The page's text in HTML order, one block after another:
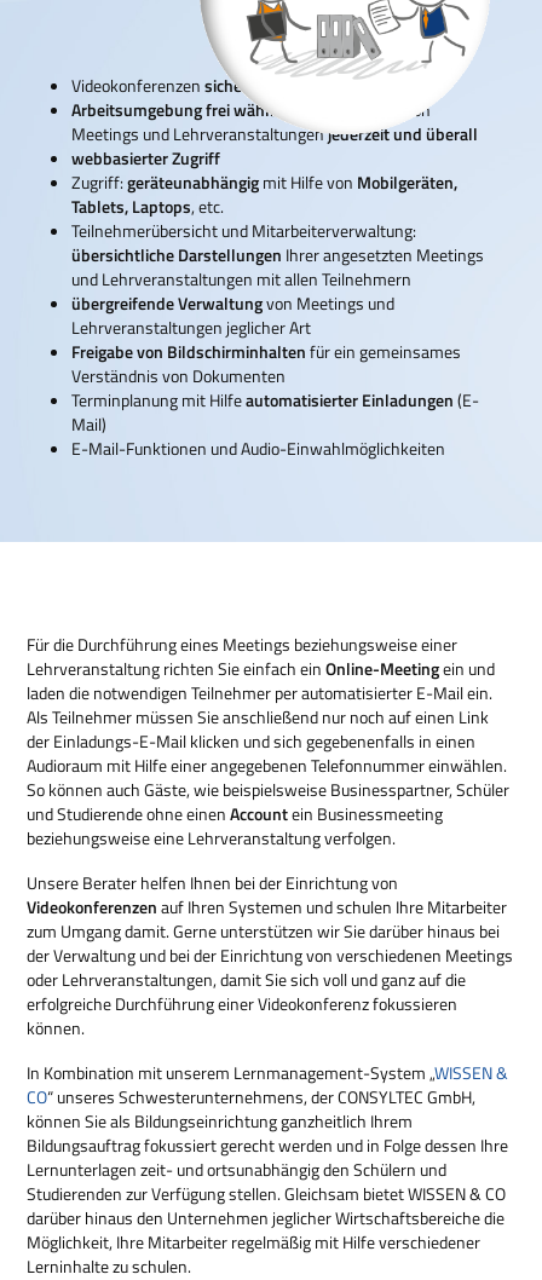
Videokonferenzensicherund
komfortabel
Arbeitsumgebung frei wählbar:
Durchführung von
Meetings und Lehrveranstaltungenjederzeit und überall
webbasierter Zugriff
Zugriff:geräteunabhängigmit Hilfe von Mobilgeräten,
Tablets, Laptops, etc.
Teilnehmerübersicht und Mitarbeiterverwaltung:
übersichtliche Darstellungen Ihrer angesetzten Meetings
und Lehrveranstaltungen mit allen Teilnehmern
übergreifende Verwaltungvon Meetings und
Lehrveranstaltungen jeglicher Art
Freigabe von Bildschirminhaltenfür ein gemeinsames
Verständnis von Dokumenten
Terminplanung mit Hilfeautomatisierter Einladungen(E-
Mail)
E-Mail-Funktionen und Audio-Einwahlmöglichkeiten
Für die Durchführung eines Meetings beziehungsweise einer
Lehrveranstaltung richten Sie einfach einOnline-Meetingein und
laden die notwendigen Teilnehmer per automatisierter E-Mail ein.
Als Teilnehmer müssen Sie anschließend nur noch auf einen Link
der Einladungs-E-Mail klicken und sich gegebenenfalls in einen
Audioraum mit Hilfe einer angegebenen Telefonnummer einwählen.
So können auch Gäste, wie beispielsweise Businesspartner, Schüler
und Studierende ohne einenAccountein Businessmeeting
beziehungsweise eine Lehrveranstaltung verfolgen.
Unsere Berater helfen Ihnen bei der Einrichtung von
Videokonferenzenauf Ihren Systemen und schulen Ihre Mitarbeiter
zum Umgang damit. Gerne unterstützen wir Sie darüber hinaus bei
der Verwaltung und bei der Einrichtung von verschiedenen Meetings
oder Lehrveranstaltungen, damit Sie sich voll und ganz auf die
erfolgreiche Durchführung einer Videokonferenz fokussieren
können.
In Kombination mit unserem Lernmanagement-System „WISSEN &
CO“ unseres Schwesterunternehmens, der CONSYLTEC GmbH,
können Sie als Bildungseinrichtung ganzheitlich Ihrem
Bildungsauftrag fokussiert gerecht werden und in Folge dessen Ihre
Lernunterlagen zeit- und ortsunabhängig den Schülern und
Studierenden zur Verfügung stellen. Gleichsam bietet WISSEN & CO
darüber hinaus den Unternehmen jeglicher Wirtschaftsbereiche die
Möglichkeit, Ihre Mitarbeiter regelmäßig mit Hilfe verschiedener
Lerninhalte zu schulen.